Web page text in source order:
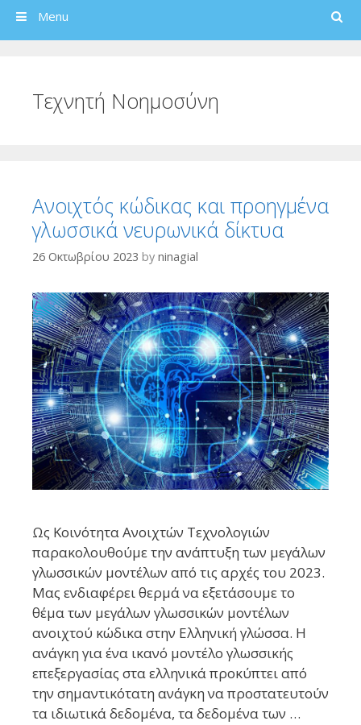
Search
Menu
Τεχνητή Νοημοσύνη
Ανοιχτός κώδικας και προηγμένα
γλωσσικά νευρωνικά δίκτυα
26 Οκτωβρίου 2023 by ninagial
Ως Κοινότητα Ανοιχτών Τεχνολογιών
παρακολουθούμε την ανάπτυξη των μεγάλων
γλωσσικών μοντέλων από τις αρχές του 2023.
Μας ενδιαφέρει θερμά να εξετάσουμε το
θέμα των μεγάλων γλωσσικών μοντέλων
ανοιχτού κώδικα στην Ελληνική γλώσσα. Η
ανάγκη για ένα ικανό μοντέλο γλωσσικής
επεξεργασίας στα ελληνικά προκύπτει από
την σημαντικότατη ανάγκη να προστατευτούν
τα ιδιωτικά δεδομένα, τα δεδομένα των …